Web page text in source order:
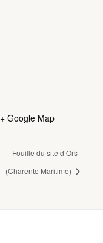
+ Google Map
Fouille du site d’Ors
(Charente Maritime)